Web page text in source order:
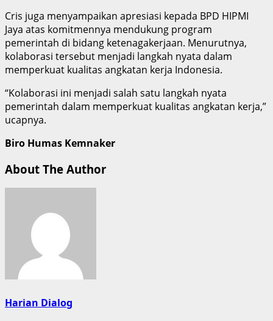
Cris juga menyampaikan apresiasi kepada BPD HIPMI
Jaya atas komitmennya mendukung program
pemerintah di bidang ketenagakerjaan. Menurutnya,
kolaborasi tersebut menjadi langkah nyata dalam
memperkuat kualitas angkatan kerja Indonesia.
“Kolaborasi ini menjadi salah satu langkah nyata
pemerintah dalam memperkuat kualitas angkatan kerja,”
ucapnya.
Biro Humas Kemnaker
About The Author
Harian Dialog